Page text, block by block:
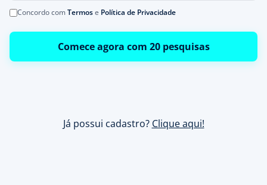
Concordo comTermose Política de Privacidade
Comece agora com 20 pesquisas
Já possui cadastro? Clique aqui!